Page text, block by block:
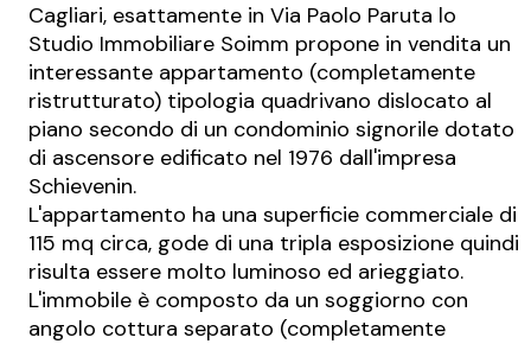
Cagliari, esattamente in Via Paolo Paruta lo
Studio Immobiliare Soimm propone in vendita un
interessante appartamento (completamente
ristrutturato) tipologia quadrivano dislocato al
piano secondo di un condominio signorile dotato
di ascensore edificato nel 1976 dall'impresa
Schievenin.
L'appartamento ha una superficie commerciale di
115 mq circa, gode di una tripla esposizione quindi
risulta essere molto luminoso ed arieggiato.
L'immobile è composto da un soggiorno con
angolo cottura separato (completamente